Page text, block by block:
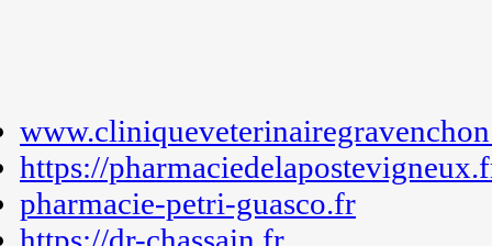
https://
pharmacie-petri-guasco.fr
https://dr-chassain.fr